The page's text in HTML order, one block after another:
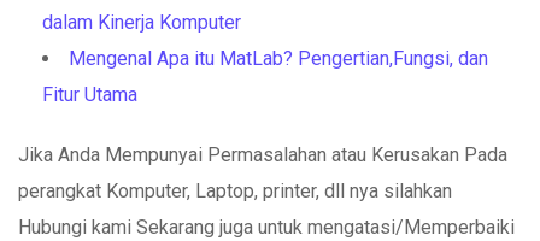
dalam Kinerja Komputer
Mengenal Apa itu MatLab? Pengertian,Fungsi, dan
Fitur Utama
Jika Anda Mempunyai Permasalahan atau Kerusakan Pada
perangkat Komputer, Laptop, printer, dll nya silahkan
Hubungi kami Sekarang juga untuk mengatasi/Memperbaiki